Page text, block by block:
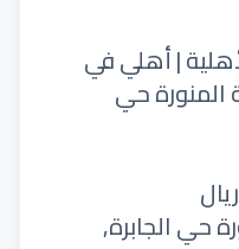
| أهلي في
المنورة حي
حي الجابرة,